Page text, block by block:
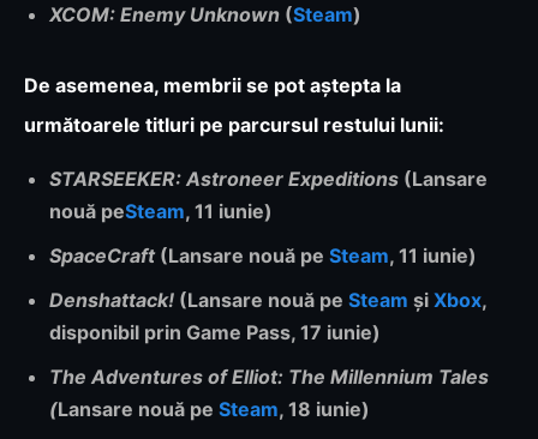
XCOM: Enemy Unknown (Steam)
De asemenea, membrii se pot aștepta la
următoarele titluri pe parcursul restului lunii:
STARSEEKER: Astroneer Expeditions (Lansare
nouă peSteam, 11 iunie)
SpaceCraft (Lansare nouă pe Steam, 11 iunie)
Denshattack! (Lansare nouă pe Steam și Xbox,
disponibil prin Game Pass, 17 iunie)
The Adventures of Elliot: The Millennium Tales
(Lansare nouă pe Steam, 18 iunie)